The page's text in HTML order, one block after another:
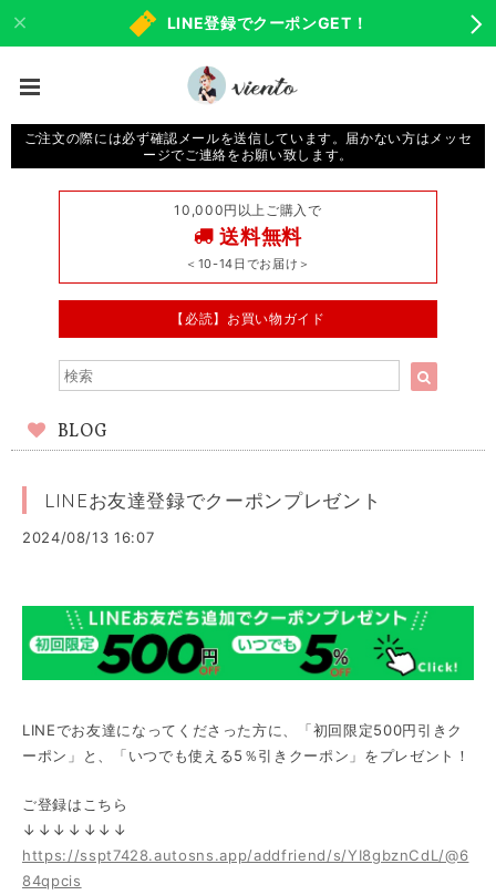
LINE登録でクーポンGET！
ご注文の際には必ず確認メールを送信しています。届かない方はメッセ
ージでご連絡をお願い致します。
10,000円以上ご購入で
送料無料
＜10-14日でお届け＞
【必読】お買い物ガイド
BLOG
LINEお友達登録でクーポンプレゼント
2024/08/13 16:07
LINEでお友達になってくださった方に、「初回限定500円引きク
ーポン」と、「いつでも使える5％引きクーポン」をプレゼント！
ご登録はこちら
↓↓↓↓↓↓↓
https://sspt7428.autosns.app/addfriend/s/YI8gbznCdL/@6
84qpcis